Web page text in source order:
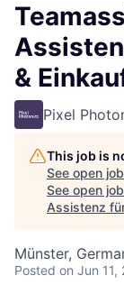
&
Pixel
This job is
See open
See open
Assistenz
Münster,
Posted on Jun 11,